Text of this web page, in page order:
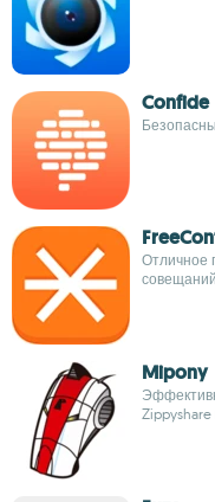
Confide
Отличное
совещаний
Mipony